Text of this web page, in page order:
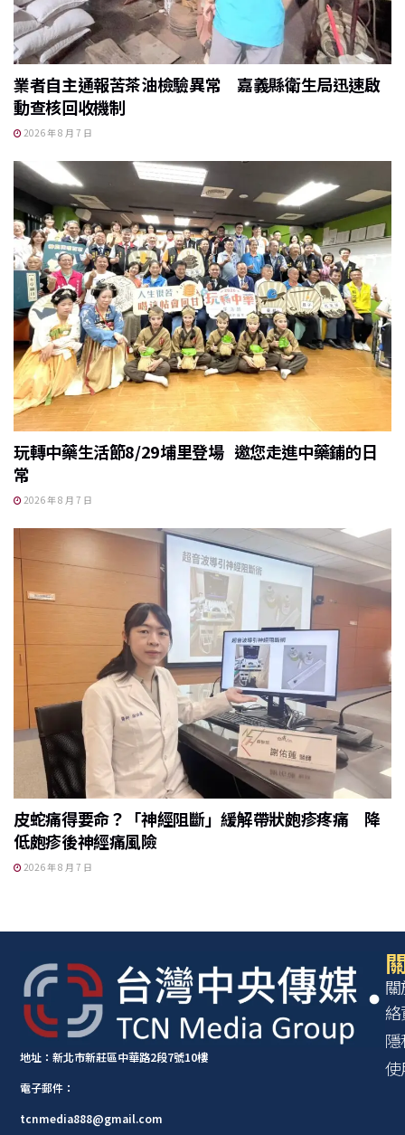
業者自主通報苦茶油檢驗異常 嘉義縣衛生局迅速啟
動查核回收機制
2026 年 8 月 7 日
玩轉中藥生活節8/29埔里登場 邀您走進中藥鋪的日
常
2026 年 8 月 7 日
皮蛇痛得要命？「神經阻斷」緩解帶狀皰疹疼痛 降
低皰疹後神經痛風險
2026 年 8 月 7 日
地址：新北市新莊區中華路2段7號10樓
電子郵件：
tcnmedia888@gmail.com